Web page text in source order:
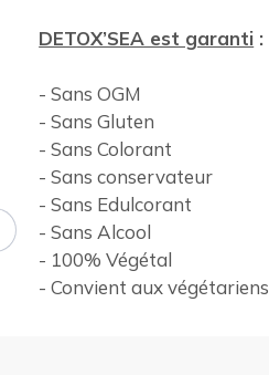
DETOX’SEA est garanti :
- Sans OGM
- Sans Gluten
- Sans Colorant
- Sans conservateur
- Sans Edulcorant
- Sans Alcool
- 100% Végétal
- Convient aux végétariens